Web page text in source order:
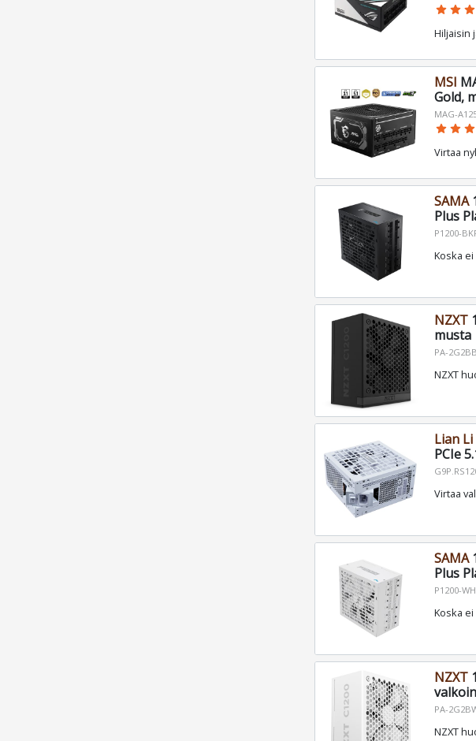
star star star
Hiljaisin
MSI
Gold,
MAG-
star star star
Virtaa
SAMA
Plus
P1200-
Koska
NZXT
musta
PA-
NZXT
Lian Li
PCIe
Virtaa
SAMA
Plus
P1200-
Koska
NZXT
PA-
NZXT